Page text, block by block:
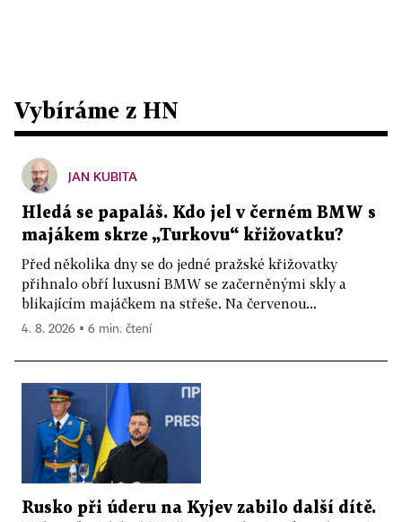
Vybíráme z HN
JAN KUBITA
Hledá se papaláš. Kdo jel v černém BMW s
majákem skrze „Turkovu“ křižovatku?
Před několika dny se do jedné pražské křižovatky
přihnalo obří luxusní BMW se začerněnými skly a
blikajícím majáčkem na střeše. Na červenou...
4. 8. 2026 ▪ 6 min. čtení
Rusko při úderu na Kyjev zabilo další dítě.